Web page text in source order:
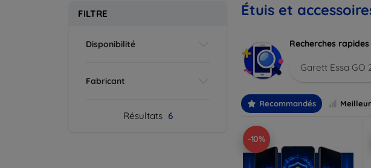
FILTRE
Disponibilité
Fabricant
Résultats 6
Étuis et
Recherches rapides
Garett Essa GO
Recommandés
-10%